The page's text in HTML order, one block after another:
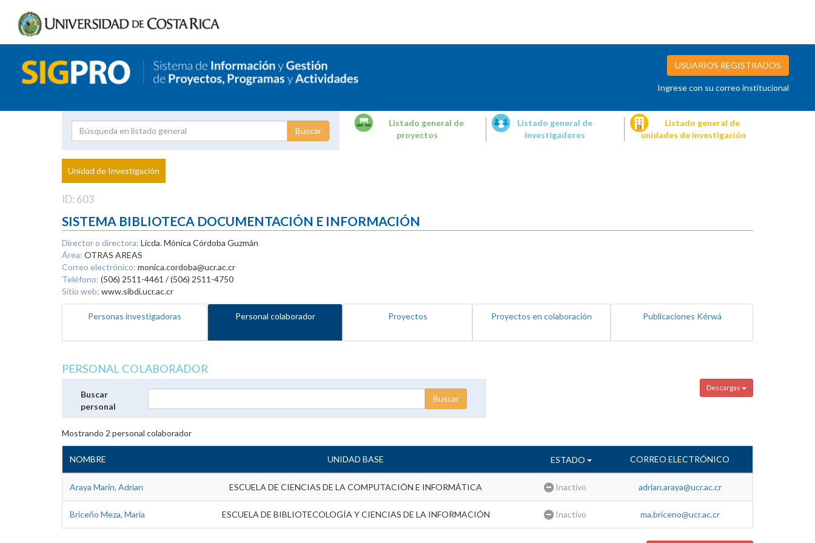
USUARIOS REGISTRADOS
Ingrese con su correo institucional
Proyecto
Investigador
Listado general de
proyectos
Listado general de
investigadores
Listado general de
unidades de investigación
Unidad de Investigación
ID: 603
SISTEMA BIBLIOTECA DOCUMENTACIÓN E INFORMACIÓN
Director o directora: Licda. Mónica Córdoba Guzmán
Área: OTRAS AREAS
Correo electrónico: monica.cordoba@ucr.ac.cr
Teléfono: (506) 2511-4461 / (506) 2511-4750
Sitio web: www.sibdi.ucr.ac.cr
Personas investigadoras Personal colaborador Proyectos Proyectos en colaboración Publicaciones Kérwá
PERSONAL COLABORADOR
Descargas
Buscar
personal
Mostrando 2 personal colaborador
NOMBRE UNIDAD BASE ESTADO CORREO ELECTRÓNICO
Araya Marin, Adrian ESCUELA DE CIENCIAS DE LA COMPUTACIÓN E INFORMÁTICA Inactivo adrian.araya@ucr.ac.cr
Briceño Meza, Maria ESCUELA DE BIBLIOTECOLOGÍA Y CIENCIAS DE LA INFORMACIÓN Inactivo ma.briceno@ucr.ac.cr